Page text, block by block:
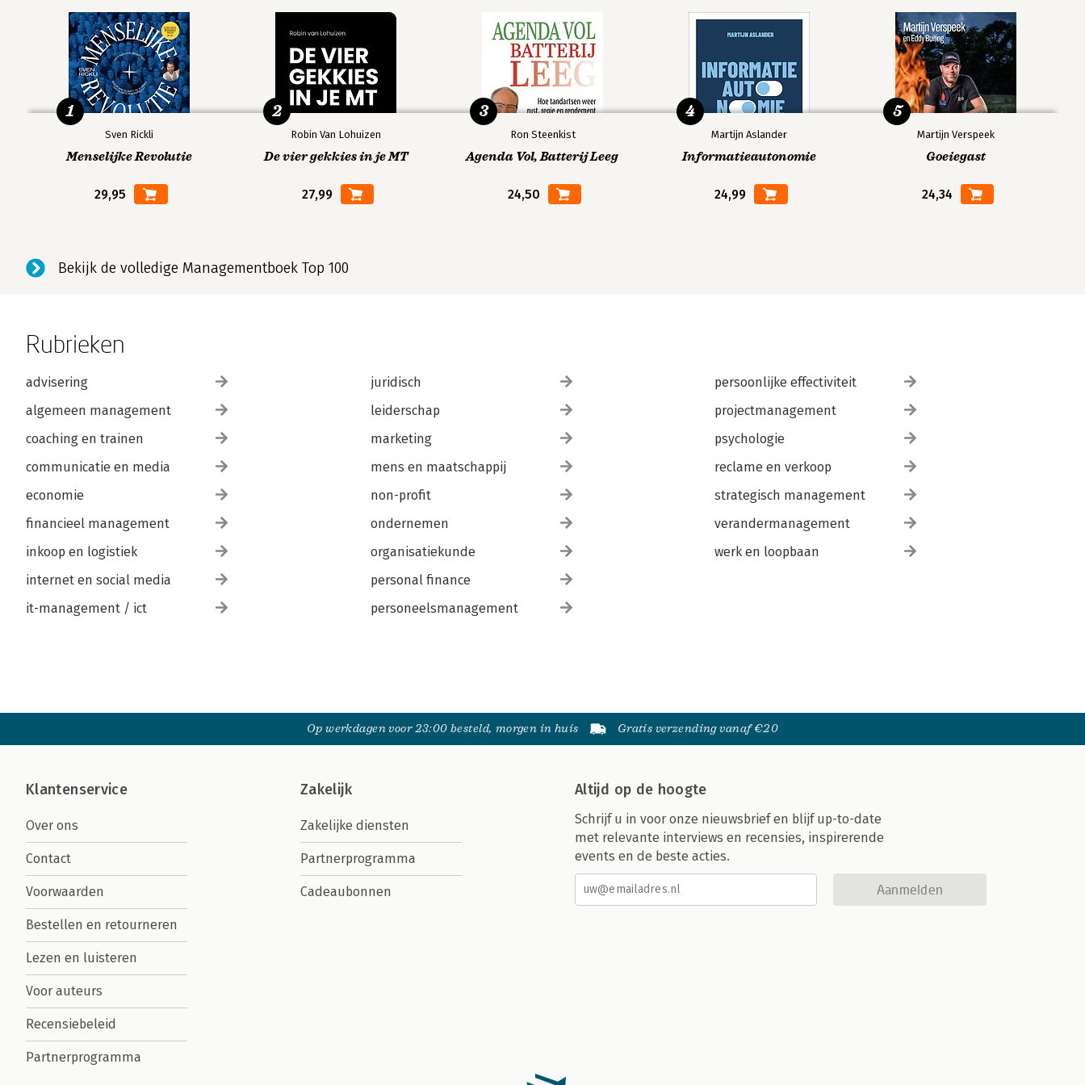
Sven Rickli
Menselijke Revolutie
29,95
1
Robin Van Lohuizen
De vier gekkies in je MT
27,99
2
Ron Steenkist
Agenda Vol, Batterij Leeg
24,50
3
Martijn Aslander
Informatieautonomie
24,99
4
Martijn Verspeek
Goeiegast
24,34
5
Bekijk de volledige Managementboek Top 100
Rubrieken
advisering
algemeen management
coaching en trainen
communicatie en media
economie
financieel management
inkoop en logistiek
internet en social media
it-management / ict
juridisch
leiderschap
marketing
mens en maatschappij
non-profit
ondernemen
organisatiekunde
personal finance
personeelsmanagement
persoonlijke effectiviteit
projectmanagement
psychologie
reclame en verkoop
strategisch management
verandermanagement
werk en loopbaan
Op werkdagen voor 23:00 besteld, morgen in huis Gratis verzending vanaf €20
Klantenservice
Over ons
Contact
Voorwaarden
Bestellen en retourneren
Lezen en luisteren
Voor auteurs
Recensiebeleid
Partnerprogramma
Zakelijk
Zakelijke diensten
Partnerprogramma
Cadeaubonnen
Altijd op de hoogte
Schrijf u in voor onze nieuwsbrief en blijf up-to-date
met relevante interviews en recensies, inspirerende
events en de beste acties.
Aanmelden